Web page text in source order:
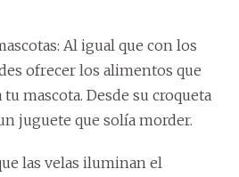
Al igual que con los
ofrecer los alimentos que
mascota. Desde su croqueta
juguete que solía morder.
las velas iluminan el